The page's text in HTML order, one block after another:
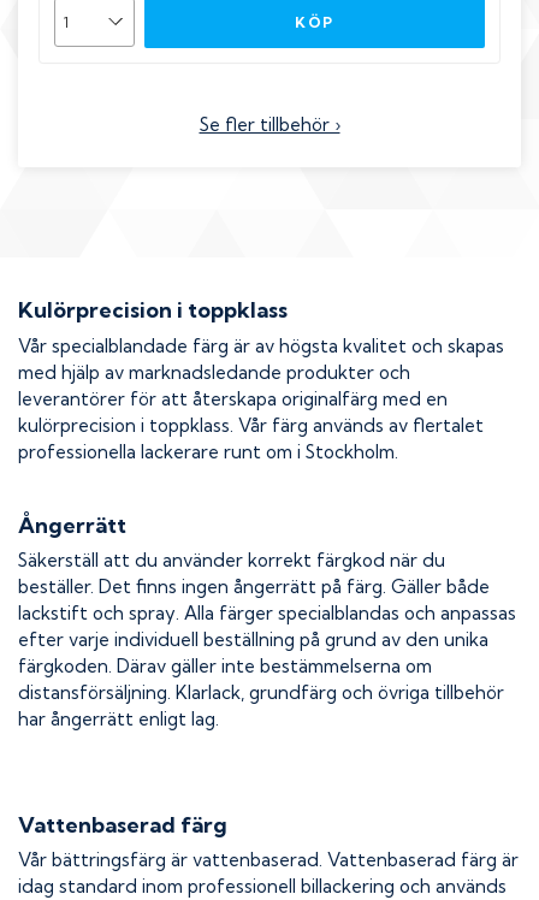
KÖP
Se fler tillbehör ›
Kulörprecision i toppklass
Vår specialblandade färg är av högsta kvalitet och skapas
med hjälp av marknadsledande produkter och
leverantörer för att återskapa originalfärg med en
kulörprecision i toppklass. Vår färg används av flertalet
professionella lackerare runt om i Stockholm.
Ångerrätt
Säkerställ att du använder korrekt färgkod när du
beställer. Det finns ingen ångerrätt på färg. Gäller både
lackstift och spray. Alla färger specialblandas och anpassas
efter varje individuell beställning på grund av den unika
färgkoden. Därav gäller inte bestämmelserna om
distansförsäljning. Klarlack, grundfärg och övriga tillbehör
har ångerrätt enligt lag.
Vattenbaserad färg
Vår bättringsfärg är vattenbaserad. Vattenbaserad färg är
idag standard inom professionell billackering och används